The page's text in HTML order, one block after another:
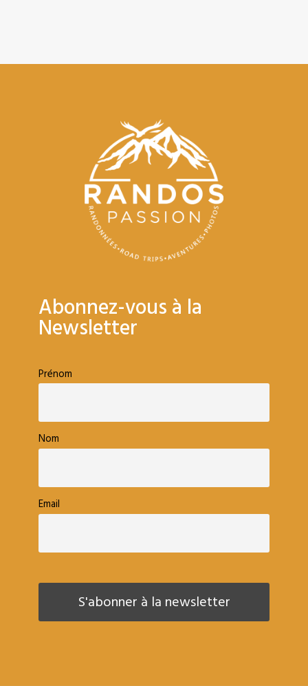
Abonnez-vous à la
Newsletter
Prénom
Nom
Email